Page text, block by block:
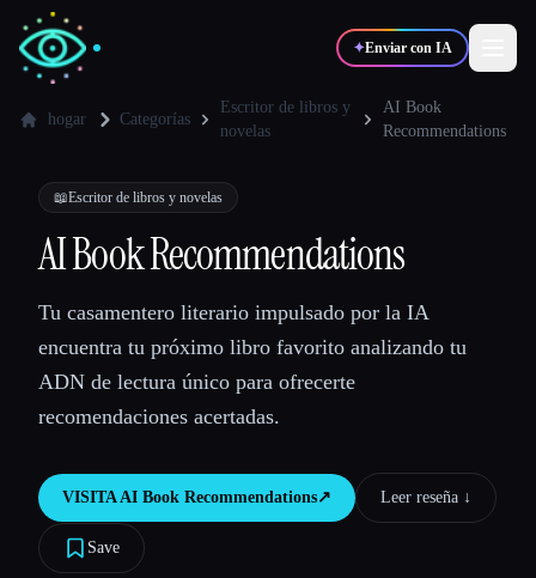
✦Enviar con IA
💻 Desarrolladores 📈Marketers
🎓Estudiantes 🎬Creadores
Comparar herramientas
hogar Categorías
Escritor de libros y
novelas
AI Book
Recommendations
📖Escritor de libros y novelas
AI Book Recommendations
Tu casamentero literario impulsado por la IA
encuentra tu próximo libro favorito analizando tu
ADN de lectura único para ofrecerte
recomendaciones acertadas.
VISITAAI Book Recommendations↗︎ Leer reseña ↓︎
Save